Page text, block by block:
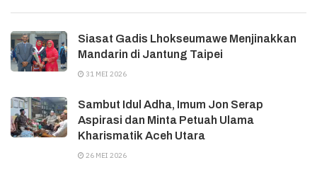
Siasat Gadis Lhokseumawe Menjinakkan
Mandarin di Jantung Taipei
31 MEI 2026
Sambut Idul Adha, Imum Jon Serap
Aspirasi dan Minta Petuah Ulama
Kharismatik Aceh Utara
26 MEI 2026